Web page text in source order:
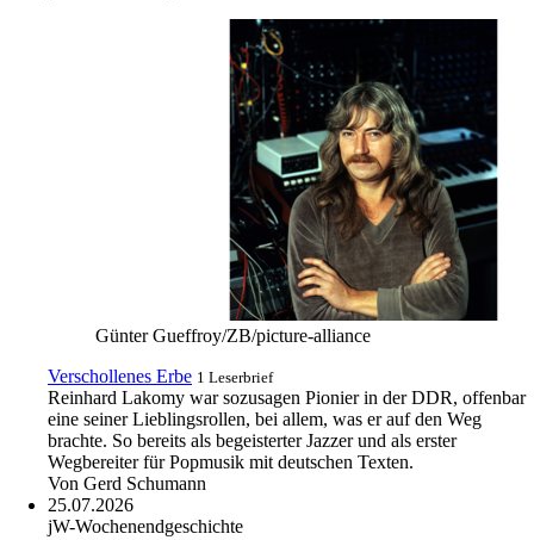
Günter Gueffroy/ZB/picture-alliance
Verschollenes Erbe 1 Leserbrief
Reinhard Lakomy war sozusagen Pionier in der DDR, offenbar
eine seiner Lieblingsrollen, bei allem, was er auf den Weg
brachte. So bereits als begeisterter Jazzer und als erster
Wegbereiter für Popmusik mit deutschen Texten.
Von Gerd Schumann
25.07.2026
jW-Wochenendgeschichte